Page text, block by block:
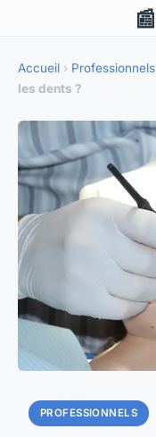
📰
Accueil › Professionnels
les dents ?
PROFESSIONNELS